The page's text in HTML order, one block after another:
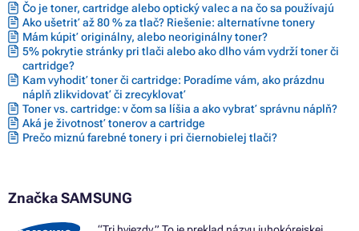
Čo je toner, cartridge alebo optický valec a na čo sa používajú
Ako ušetriť až 80 % za tlač? Riešenie: alternatívne tonery
Mám kúpiť originálny, alebo neoriginálny toner?
5% pokrytie stránky pri tlači alebo ako dlho vám vydrží toner či
cartridge?
Kam vyhodiť toner či cartridge: Poradíme vám, ako prázdnu
náplň zlikvidovať či zrecyklovať
Toner vs. cartridge: v čom sa líšia a ako vybrať správnu náplň?
Aká je životnosť tonerov a cartridge
Prečo miznú farebné tonery i pri čiernobielej tlači?
Značka SAMSUNG